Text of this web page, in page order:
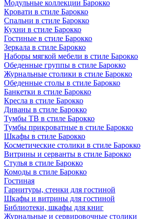
Модульные коллекции Барокко
Кровати в стиле Барокко
Спальни в стиле Барокко
Кухни в стиле Барокко
Гостиные в стиле Барокко
Зеркала в стиле Барокко
Наборы мягкой мебели в стиле Барокко
Обеденные группы в стиле Барокко
Журнальные столики в стиле Барокко
Обеденные столы в стиле Барокко
Банкетки в стиле Барокко
Кресла в стиле Барокко
Диваны в стиле Барокко
Тумбы ТВ в стиле Барокко
Тумбы прикроватные в стиле Барокко
Шкафы в стиле Барокко
Косметические столики в стиле Барокко
Витрины и серванты в стиле Барокко
Стулья в стиле Барокко
Комоды в стиле Барокко
Гостиная
Гарнитуры, стенки для гостиной
Шкафы и витрины для гостиной
Библиотеки, шкафы для книг
Журнальные и сервировочные столики